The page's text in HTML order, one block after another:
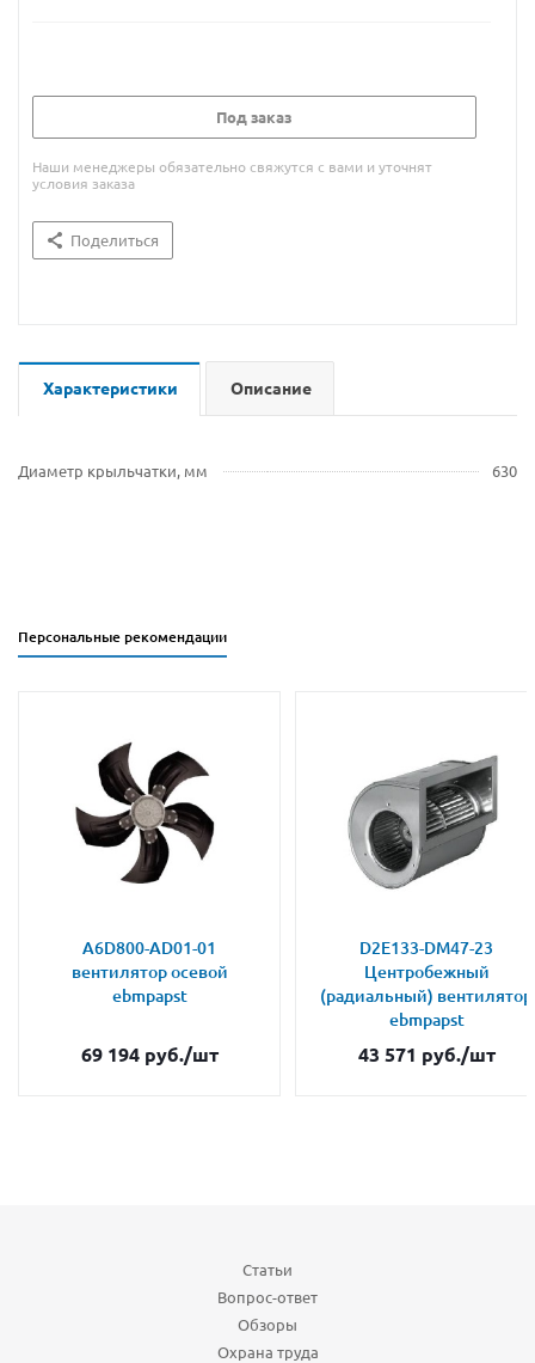
Под заказ
Наши менеджеры обязательно свяжутся с вами и уточнят
условия заказа
Поделиться
Характеристики Описание
Диаметр крыльчатки, мм 630
Персональные рекомендации
A6D800-AD01-01
вентилятор осевой
ebmpapst
69 194руб./шт
D2E133-DM47-23
Центробежный
(радиальный) вентилятор
ebmpapst
43 571 руб./шт
Статьи
Вопрос-ответ
Обзоры
Охрана труда